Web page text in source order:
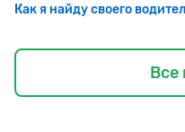
Как я найду своего
Все